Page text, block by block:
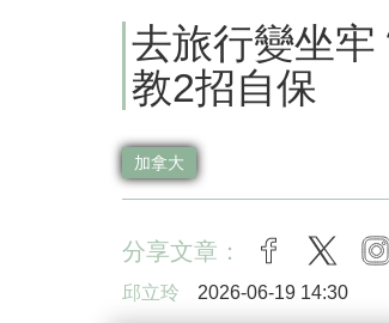
去旅行變坐
教2招自保
加拿大
分享文章： facebook
邱立玲 2026-06-19 14:30